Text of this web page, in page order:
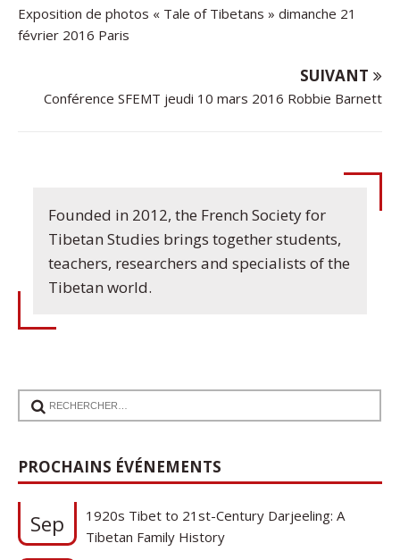
Exposition de photos « Tale of Tibetans » dimanche 21
février 2016 Paris
SUIVANT
Conférence SFEMT jeudi 10 mars 2016 Robbie Barnett
Founded in 2012, the French Society for
Tibetan Studies brings together students,
teachers, researchers and specialists of the
Tibetan world.
PROCHAINS ÉVÉNEMENTS
17
Communication de Ann Tashi Slater : From
Tibetan Family History
Cycle de conférences SFEMT 2026/2027 : Une